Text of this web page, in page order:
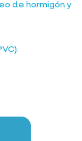
de hormigón y